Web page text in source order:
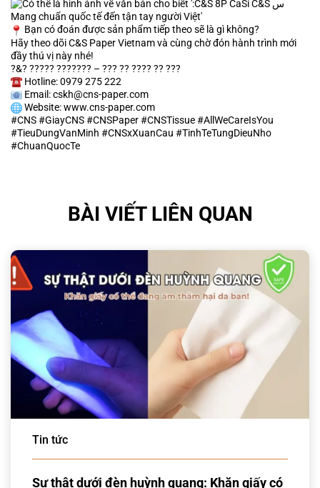
Bạn có đoán được sản phẩm tiếp theo sẽ là gì không?
Hãy theo dõi C&S Paper Vietnam và cùng chờ đón hành trình mới
đầy thú vị này nhé!
?&? ????? ??????? – ??? ?? ???? ?? ???
Hotline: 0979 275 222
Email: cskh@cns-paper.com
Website:www.cns-paper.com
#CNS#GiayCNS#CNSPaper#CNSTissue#AllWeCareIsYou
#TieuDungVanMinh #CNSxXuanCau #TinhTeTungDieuNho
#ChuanQuocTe
BÀI VIẾT LIÊN QUAN
Tin tức
Sự thật dưới đèn huỳnh quang: Khăn giấy có